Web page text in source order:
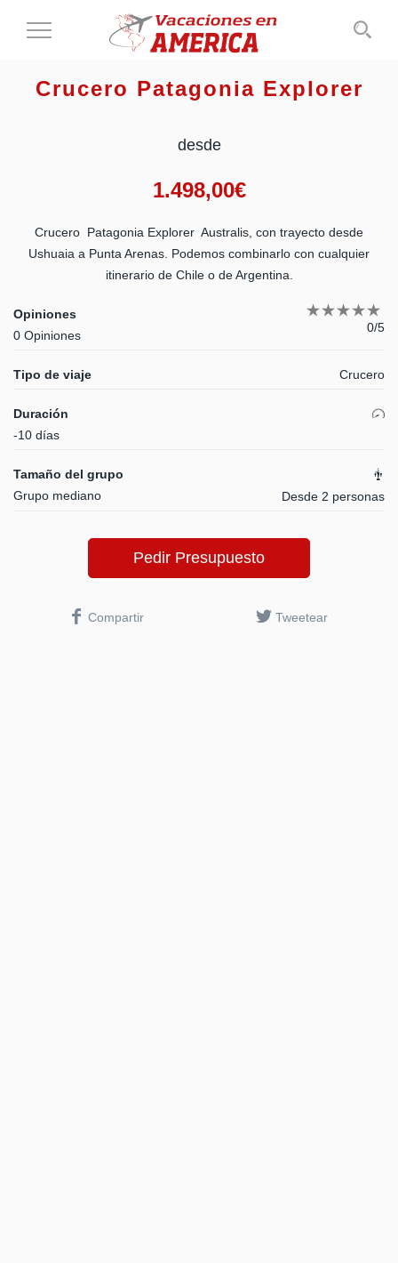
Cambiar
de
Crucero Patagonia Explorer
desde
1.498,00€
Crucero Patagonia Explorer Australis, con trayecto desde
Ushuaia a Punta Arenas. Podemos combinarlo con cualquier
itinerario de Chile o de Argentina.
Opiniones
0 Opiniones
0/5
Tipo de viaje Crucero
Duración
-10 días
Tamaño del grupo
Grupo mediano
Desde 2 personas
Pedir Presupuesto
Compartir Tweetear